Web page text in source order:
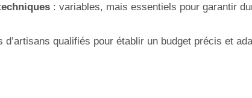
: variables, mais essentiels pour garantir
d’artisans qualifiés pour établir un budget précis et